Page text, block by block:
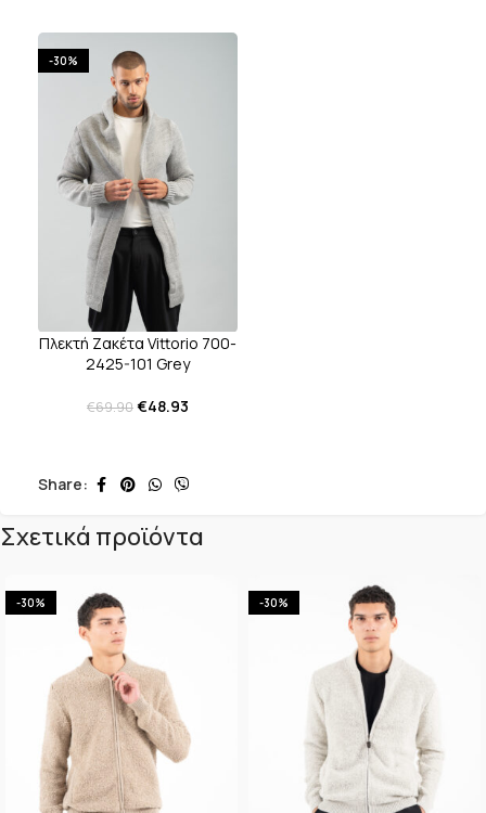
-30%
Πλεκτή Ζακέτα Vittorio 700-
2425-101 Grey
€69.90€48.93
Share:
Σχετικά προϊόντα
-30% -30%